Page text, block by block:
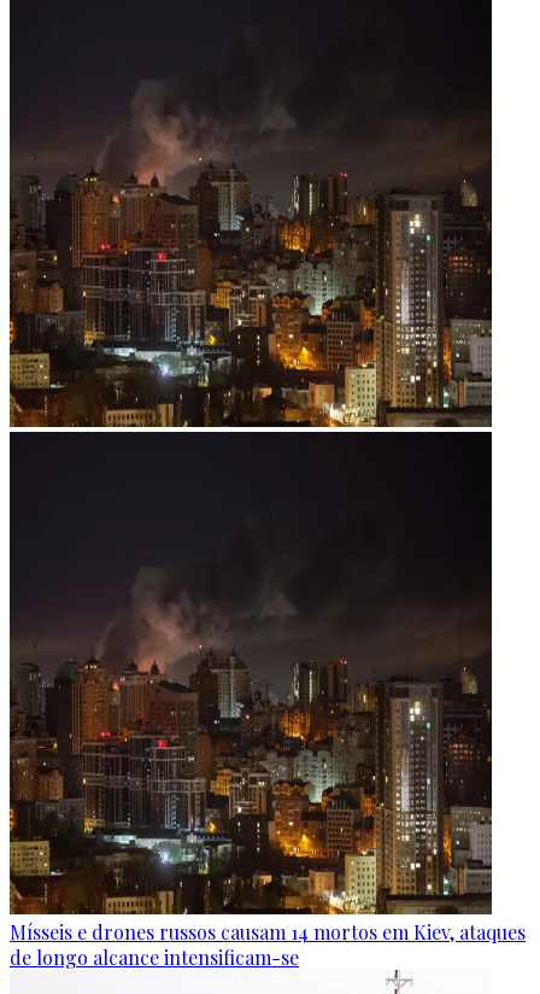
Mísseis e drones russos causam 14 mortos em Kiev, ataques
de longo alcance intensificam-se